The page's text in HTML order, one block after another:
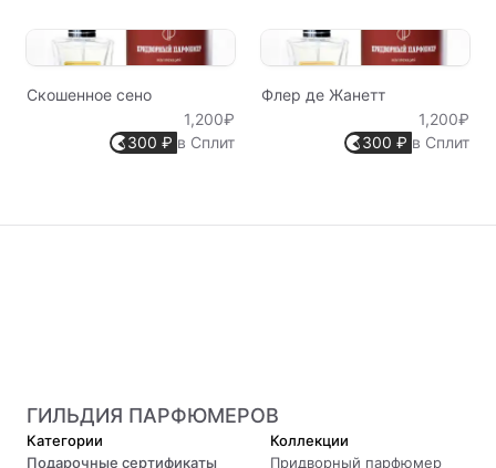
Скошенное сено
1,200₽
300 ₽ в Сплит
Флер де Жанетт
1,200₽
300 ₽ в Сплит
ГИЛЬДИЯ ПАРФЮМЕРОВ
Категории
Подарочные сертификаты
Коллекции
Придворный парфюмер